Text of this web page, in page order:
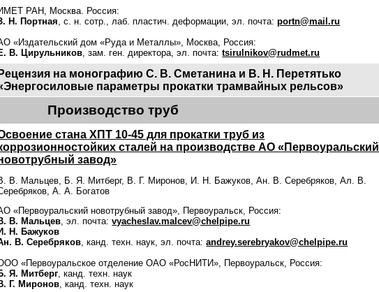
РАН, Москва. Россия:
Н. Портная, с. н. сотр., лаб. пластич. деформации, эл. почта:portn@mail.ru
«Издательский дом «Руда и Металлы», Москва, Россия:
В. Цирульников, зам. ген. директора, эл. почта:tsirulnikov@rudmet.ru
Рецензия на монографию С. В. Сметанина и В. Н. Перетятько
параметры прокатки трамвайных рельсов»
Производство труб
стана ХПТ 10-45 для прокатки труб из
сталей на производстве АО «Первоуральский
завод»
В. Мальцев, Б. Я. Митберг, В. Г. Миронов, И. Н. Бажуков, Ан. В. Серебряков, Ал. В.
А. А. Богатов
«Первоуральский новотрубный завод», Первоуральск, Россия:
В. Мальцев, эл. почта:vyacheslav.malcev@chelpipe.ru
Н. Бажуков
В. Серебряков, канд. техн. наук, эл. почта:andrey.serebryakov@chelpipe.ru
«Первоуральское отделение ОАО «РосНИТИ», Первоуральск, Россия:
Я. Митберг, канд. техн. наук
Г. Миронов, канд. техн. наук